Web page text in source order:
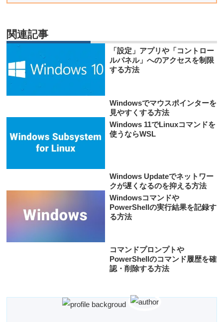
関連記事
「設定」アプリや「コントロー
ルパネル」へのアクセスを制限
する方法
Windowsでマウスポインターを
見やすくする方法
Windows 11でLinuxコマンドを
使うならWSL
Windows Updateでネットワー
クが遅くなるのを抑える方法
Windowsコマンドや
PowerShellの実行結果を記録す
る方法
コマンドプロンプトや
PowerShellのコマンド履歴を確
認・削除する方法